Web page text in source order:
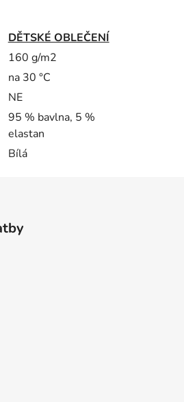
DĚTSKÉ OBLEČENÍ
160 g/m2
na 30 °C
NE
95 % bavlna, 5 %
elastan
Bílá